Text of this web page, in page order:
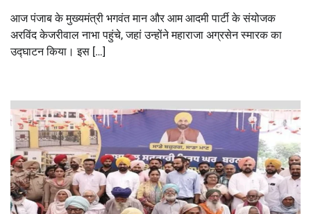
आज पंजाब के मुख्यमंत्री भगवंत मान और आम आदमी पार्टी के संयोजक
अरविंद केजरीवाल नाभा पहुंचे, जहां उन्होंने महाराजा अग्रसेन स्मारक का
उद्घाटन किया। इस […]